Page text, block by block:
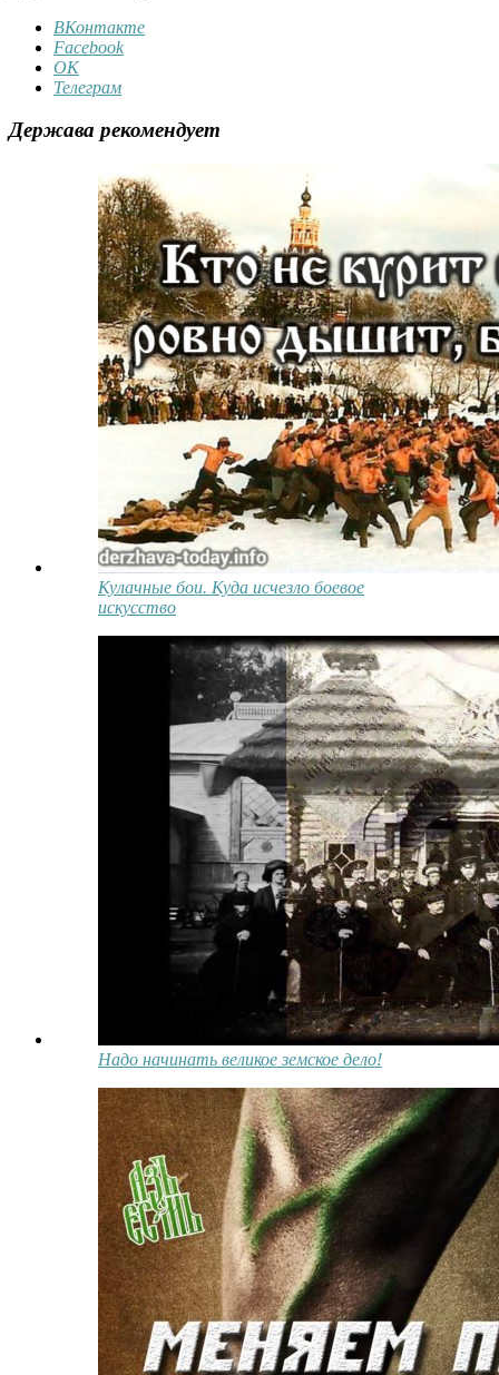
ВКонтакте
Facebook
ОК
Телеграм
Держава рекомендует
Кулачные бои. Куда исчезло боевое
искусство
Надо начинать великое земское дело!